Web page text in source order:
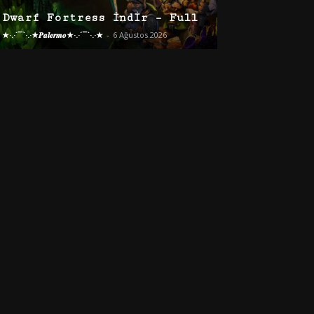
Dwarf Fortress İndir – Full
★·.·´¯`·.·★𝑷𝒂𝒍𝒆𝒓𝒎𝒐★·.·´¯`·.·★ - 6 Ağustos 2026